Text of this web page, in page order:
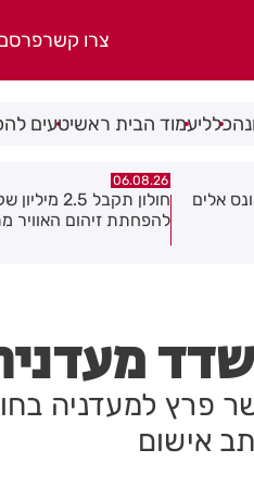
צרו קשר
כלליעמוד הבית ראשיטעים
06.08.26
נעצר תושב מודיעין
שאיים על מפקד תחנת
פרץ למעדניה
אישום